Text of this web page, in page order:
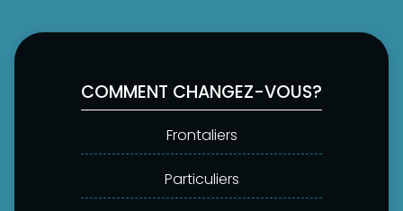
COMMENT CHANGEZ-VOUS?
Frontaliers
Particuliers